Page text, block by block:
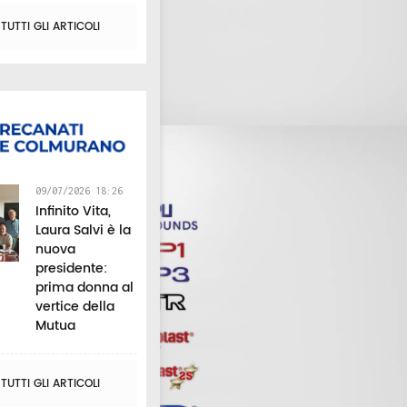
GLI ARTICOLI
09/07/2026 18:26
Infinito Vita,
Laura Salvi è la
nuova
presidente:
prima donna al
vertice della
Mutua
GLI ARTICOLI